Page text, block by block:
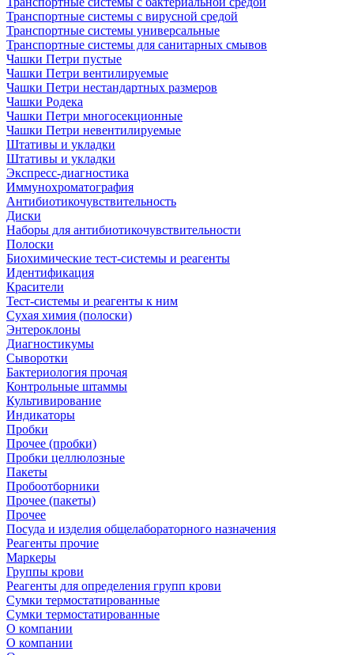
Транспортные системы с вирусной средой
Транспортные системы универсальные
Транспортные системы для санитарных смывов
Чашки Петри пустые
Чашки Петри вентилируемые
Чашки Петри нестандартных размеров
Чашки Родека
Чашки Петри многосекционные
Чашки Петри невентилируемые
Штативы и укладки
Штативы и укладки
Экспресс-диагностика
Иммунохроматография
Антибиотикочувствительность
Диски
Наборы для антибиотикочувствительности
Полоски
Биохимические тест-системы и реагенты
Идентификация
Красители
Тест-системы и реагенты к ним
Сухая химия (полоски)
Энтероклоны
Диагностикумы
Сыворотки
Бактериология прочая
Контрольные штаммы
Культивирование
Индикаторы
Пробки
Прочее (пробки)
Пробки целлюлозные
Пакеты
Пробоотборники
Прочее (пакеты)
Прочее
Посуда и изделия общелабораторного назначения
Реагенты прочие
Маркеры
Группы крови
Реагенты для определения групп крови
Сумки термостатированные
Сумки термостатированные
О компании
О компании